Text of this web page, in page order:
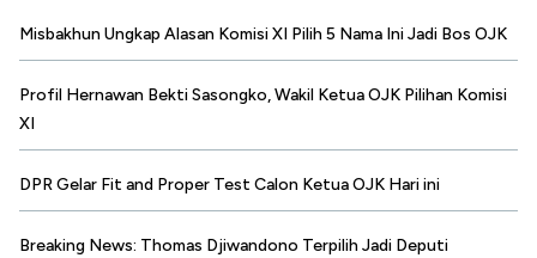
Misbakhun Ungkap Alasan Komisi XI Pilih 5 Nama Ini Jadi Bos OJK
Profil Hernawan Bekti Sasongko, Wakil Ketua OJK Pilihan Komisi
XI
DPR Gelar Fit and Proper Test Calon Ketua OJK Hari ini
Breaking News: Thomas Djiwandono Terpilih Jadi Deputi